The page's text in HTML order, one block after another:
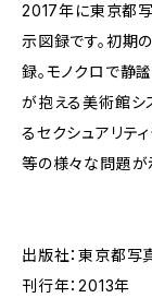
2017年に東京都
示図録です。初期
録。モノクロで静
が抱える美術館シ
るセクシュアリティ
等の様々な問題が
出版社：東京都写
刊行年：2013年